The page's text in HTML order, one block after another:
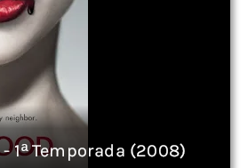
1ª Temporada (2008)